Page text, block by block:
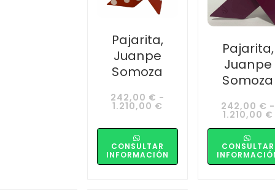
Pajarita,
Juanpe
Somoza
242,00 € -
1.210,00 €
CONSULTAR
INFORMACIÓN
Pajarita,
Juanpe
Somoza
242,00 € -
1.210,00 €
CONSULTAR